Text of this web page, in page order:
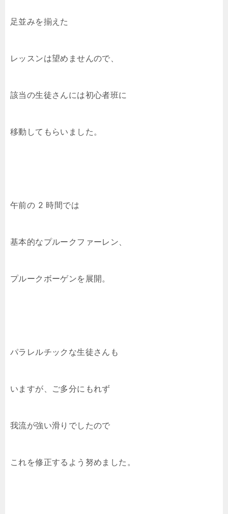
足並みを揃えた
レッスンは望めませんので、
該当の生徒さんには初心者班に
移動してもらいました。
午前の 2 時間では
基本的なプルークファーレン、
プルークボーゲンを展開。
パラレルチックな生徒さんも
いますが、ご多分にもれず
我流が強い滑りでしたので
これを修正するよう努めました。